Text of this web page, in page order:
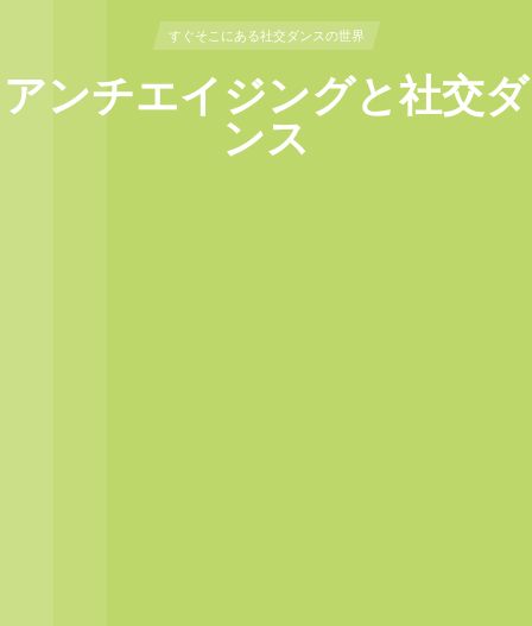
すぐそこにある社交ダンスの世界
アンチエイジングと社交ダ
ンス